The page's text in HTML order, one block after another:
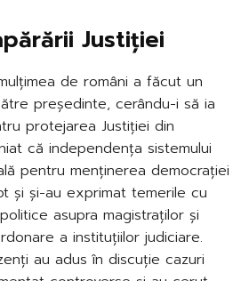
Justiției
de români a făcut un
președinte, cerându-i să ia
protejarea Justiției din
că independența sistemului
pentru menținerea democrației
și și-au exprimat temerile cu
asupra magistraților și
a instituțiilor judiciare.
au adus în discuție cazuri